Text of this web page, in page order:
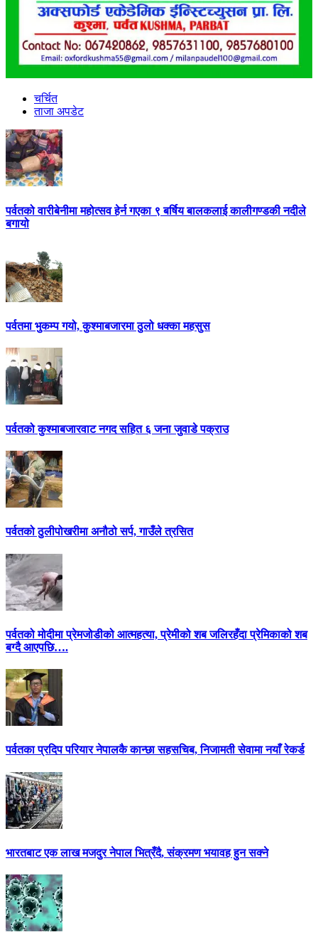
चर्चित
ताजा अपडेट
पर्वतको वारीबेनीमा महोत्सव हेर्न गएका ९ बर्षिय बालकलाई कालीगण्डकी नदीले
बगायो
पर्वतमा भुकम्प गयो, कुश्माबजारमा ठुलो धक्का महसुस
पर्वतको कुश्माबजारवाट नगद सहित ६ जना जुवाडे पक्राउ
पर्वतको ठुलीपोखरीमा अनौठो सर्प, गाउँले त्रसित
पर्वतको मोदीमा प्रेमजोडीको आत्महत्या, प्रेमीको शब जलिरहँदा प्रेमिकाको शब
बग्दै आएपछि….
पर्वतका प्रदिप परियार नेपालकै कान्छा सहसचिब, निजामती सेवामा नयाँ रेकर्ड
भारतबाट एक लाख मजदुर नेपाल भित्रँदै, संक्रमण भयावह हुन सक्ने